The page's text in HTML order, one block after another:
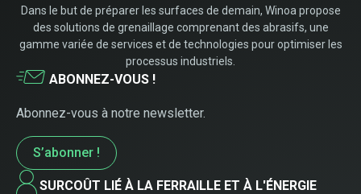
Dans le but de préparer les surfaces de demain, Winoa propose
des solutions de grenaillage comprenant des abrasifs, une
gamme variée de services et de technologies pour optimiser les
processus industriels.
ABONNEZ-VOUS !
Abonnez-vous à notre newsletter.
S’abonner !
SURCOÛT LIÉ À LA FERRAILLE ET À L'ÉNERGIE